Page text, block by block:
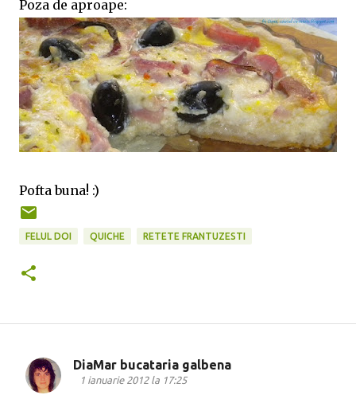
Poza de aproape:
Pofta buna! :)
FELUL DOI QUICHE RETETE FRANTUZESTI
C
DiaMar bucataria galbena
1 ianuarie 2012 la 17:25